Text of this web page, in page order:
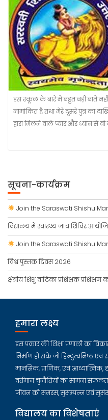
इस स्कूल के बारे में बहुत बड़ी बातें नहीं
नामांकित है तथा मेरे दूसरे पुत्र का
द्वारा मिलने वाले प्यार और ध्यान से
सूचना-कार्यक्रम
Join the Saraswati Shishu
विद्यालय में स्वास्थ्य जांच शिविर
Join the Saraswati Shishu
विश्व पुस्तक दिवस 2026
क्षेत्रीय शिशु वाटिका प्रशिक्षक प्रशिक्षण
हमारा लक्ष्य
इस प्रकार की शिक्षा प्रणाली का
निर्माण हो सके जो हिन्दुत्वनिष्ठ एवं
मानसिक, प्राणिक, एवं आध्यात्मिक,
वर्तमान चुनौतियों का सामना
जीवन को समरस, सुसम्पन्न एवं
विद्यालय का विशेषताएं